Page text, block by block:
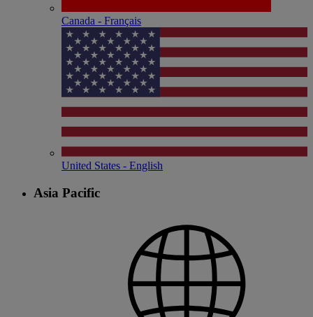
Canada - Français
United States - English
Asia Pacific